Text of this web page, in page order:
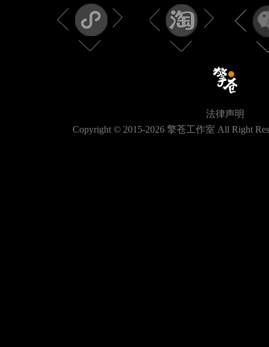
法律声明
Copyright © 2015-2026 擎苍工作室 All Right